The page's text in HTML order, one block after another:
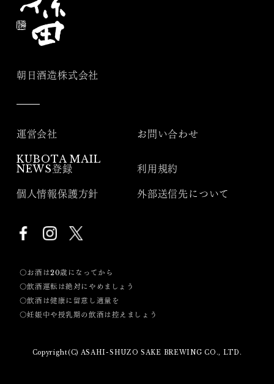
朝日酒造株式会社
運営会社 お問い合わせ
KUBOTA MAIL
NEWS登録
利用規約
個人情報保護方針 外部送信先について
〇お酒は20歳になってから
〇飲酒運転は絶対にやめましょう
〇飲酒は健康に留意し適量を
〇妊娠中や授乳期の飲酒は控えましょう
Copyright(C) ASAHI-SHUZO SAKE BREWING CO., LTD.